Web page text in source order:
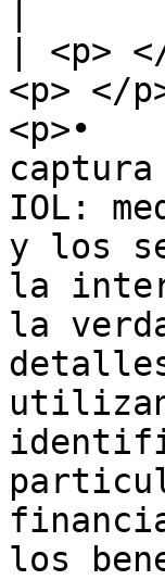
| <p>
<p> </
<p>•
IOL:
y los
la
la
los